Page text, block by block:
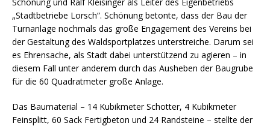
„Stadtbetriebe Lorsch“. Schönung betonte, dass der Bau der
Turnanlage nochmals das große Engagement des Vereins bei
der Gestaltung des Waldsportplatzes unterstreiche. Darum sei
es Ehrensache, als Stadt dabei unterstützend zu agieren – in
diesem Fall unter anderem durch das Ausheben der Baugrube
für die 60 Quadratmeter große Anlage.
Das Baumaterial – 14 Kubikmeter Schotter, 4 Kubikmeter
Feinsplitt, 60 Sack Fertigbeton und 24 Randsteine – stellte der